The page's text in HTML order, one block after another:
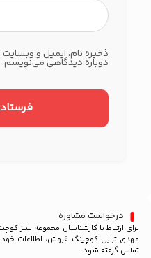
ذخیره نام، ایمیل و وبسایت
دوباره دیدگاهی می‌نویسم.
درخواست مشاوره
برای ارتباط با کارشناسان مجموعه سلز
مهدی ترابی کوچینگ فروش، اطلاعات خود
تماس گرفته شود.